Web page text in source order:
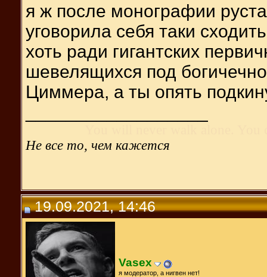
я ж после монографии
уговорила себя таки
хоть ради гигантских
шевелящихся под
Циммера, а ты опять
Не все то, чем кажется
19.09.2021, 14:46
Vasex
я модератор, а нигвен нет!